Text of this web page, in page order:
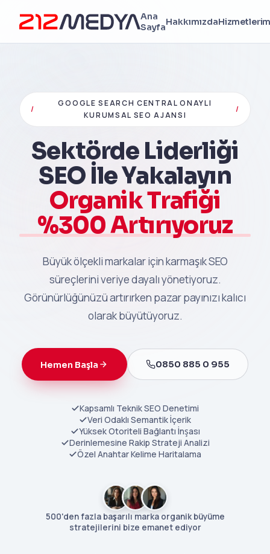
Ana
SayfaHakkımızda
/
GOOGLE SEARCH CENTRAL ONAYLI
KURUMSAL SEO AJANSI
/
Sektörde Liderliği
SEO İle Yakalayın
Organik Trafiği
%300 Artırıyoruz
Büyük ölçekli markalar için karmaşık SEO
süreçlerini veriye dayalı yönetiyoruz.
Görünürlüğünüzü artırırken pazar payınızı kalıcı
olarak büyütüyoruz.
Hemen Başla 0850 885 0 955
Kapsamlı Teknik SEO Denetimi
Veri Odaklı Semantik İçerik
Yüksek Otoriteli Bağlantı İnşası
Derinlemesine Rakip Strateji Analizi
Özel Anahtar Kelime Haritalama
500'den fazla başarılı marka organik büyüme
stratejilerini bize emanet ediyor